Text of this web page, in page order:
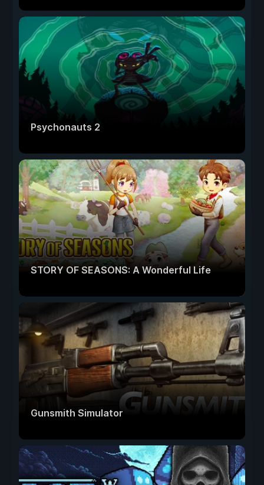
Psychonauts 2
STORY OF SEASONS: A Wonderful Life
Gunsmith Simulator